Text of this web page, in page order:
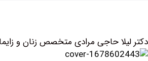
حاجی مرادی متخصص زنان و زایمان اهواز